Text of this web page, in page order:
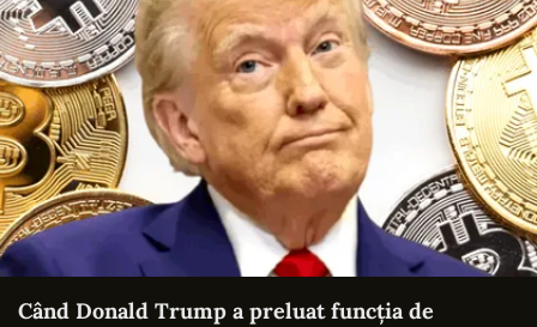
Când Donald Trump a preluat funcția de